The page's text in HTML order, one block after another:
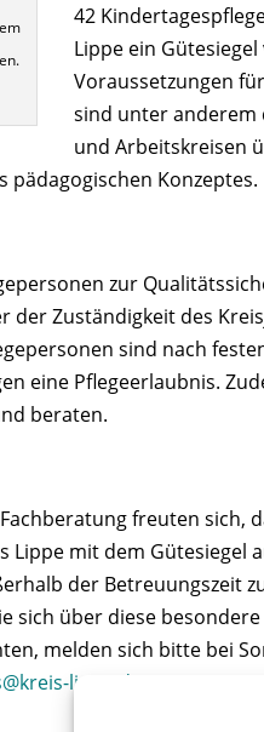
42
Lippe ein
Voraussetzungen
sind unter anderem
und Arbeitskreisen
pädagogischen Konzeptes.
zur
der Zuständigkeit des
sind nach
eine Pflegeerlaubnis.
beraten.
freuten sich,
mit dem Gütesiegel
der Betreuungszeit
sich über diese
melden sich bitte bei
lippe.de